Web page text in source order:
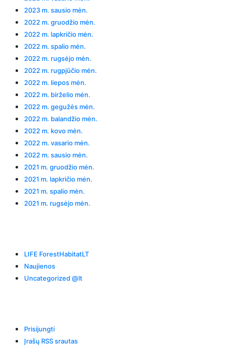
2023 m. sausio mėn.
2022 m. gruodžio mėn.
2022 m. lapkričio mėn.
2022 m. spalio mėn.
2022 m. rugsėjo mėn.
2022 m. rugpjūčio mėn.
2022 m. liepos mėn.
2022 m. birželio mėn.
2022 m. gegužės mėn.
2022 m. balandžio mėn.
2022 m. kovo mėn.
2022 m. vasario mėn.
2022 m. sausio mėn.
2021 m. gruodžio mėn.
2021 m. lapkričio mėn.
2021 m. spalio mėn.
2021 m. rugsėjo mėn.
LIFE ForestHabitatLT
Naujienos
Uncategorized @lt
Prisijungti
Įrašų RSS srautas